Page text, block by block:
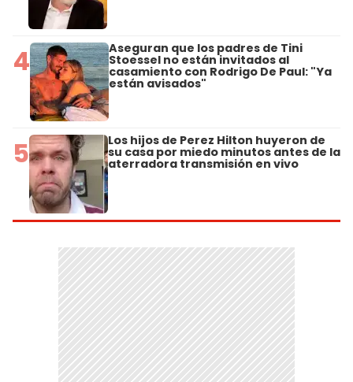
4 Aseguran que los padres de Tini
Stoessel no están invitados al
casamiento con Rodrigo De Paul: "Ya
están avisados"
5 Los hijos de Perez Hilton huyeron de
su casa por miedo minutos antes de la
aterradora transmisión en vivo